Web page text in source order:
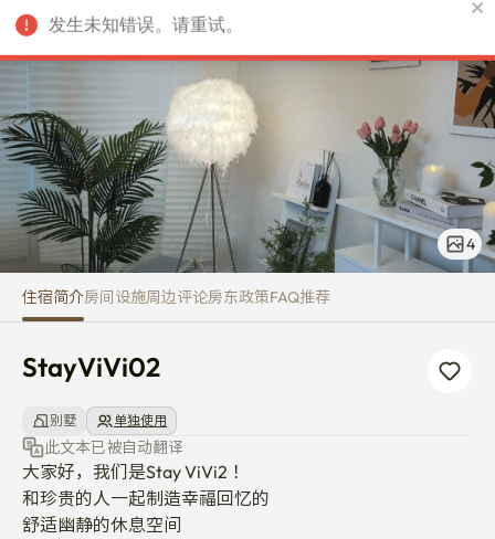
StayViVi02
4
住宿简介房间设施周边评论房东政策FAQ推荐
StayViVi02
别墅 单独使用
此文本已被自动翻译
大家好，我们是Stay ViVi2！
和珍贵的人一起制造幸福回忆的
舒适幽静的休息空间
发生未知错误。请重试。